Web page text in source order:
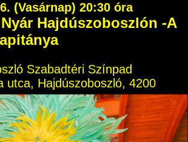
(Vasárnap) 20:30 óra
Hajdúszoboszlón -A
Szabadtéri Színpad
utca, Hajdúszoboszló, 4200